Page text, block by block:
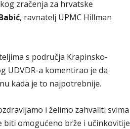
zračenja za hrvatske
, ravnatelj UPMC Hillman
s područja Krapinsko-
UDVDR-a komentirao je da
kada je to najpotrebnije.
i želimo zahvaliti svima
biti omogućeno brže i učinkovitije